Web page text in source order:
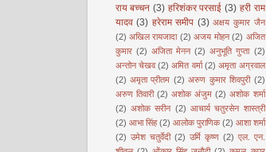
राय बच्चन (3) हरिशंकर परसाई (3) हरी राम
यादव (3) हरेराम समीप (3) अक्षय कुमार जैन
(2) अखिल रायजादा (2) अजय मोहन (2) अजित
कुमार (2) अजिता मेनन (2) अनुभूति गुप्ता (2)
अन्तोन चेखव (2) अमित वर्मा (2) अमृता अग्रवाल
(2) अमृता प्रीतम (2) अरुण कुमार शिवपुरी (2)
अरुण तिवारी (2) अशोक अंजुम (2) अशोक शर्मा
(2) अशोक सरीन (2) आचार्य चतुरसेन शास्त्री
(2) आभा सिंह (2) आलोक पुराणिक (2) आशा शर्मा
(2) उमेश चतुर्वेदी (2) उर्मि कृष्ण (2) एल. एन.